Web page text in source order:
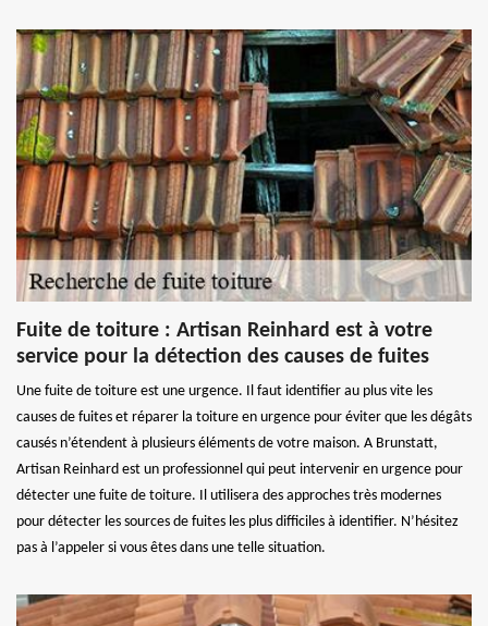
Fuite de toiture : Artisan Reinhard est à votre
service pour la détection des causes de fuites
Une fuite de toiture est une urgence. Il faut identifier au plus vite les
causes de fuites et réparer la toiture en urgence pour éviter que les dégâts
causés n’étendent à plusieurs éléments de votre maison. A Brunstatt,
Artisan Reinhard est un professionnel qui peut intervenir en urgence pour
détecter une fuite de toiture. Il utilisera des approches très modernes
pour détecter les sources de fuites les plus difficiles à identifier. N’hésitez
pas à l’appeler si vous êtes dans une telle situation.